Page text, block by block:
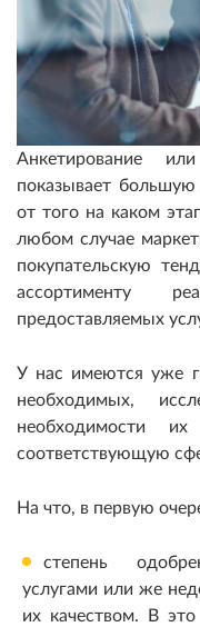
Анкетирование
показывает большую
от того на каком
любом случае
покупательскую
ассортименту
предоставляемых
У нас имеются уже
необходимых,
необходимости
соответствующую
На что, в первую
степень
услугами или же
их качеством. В